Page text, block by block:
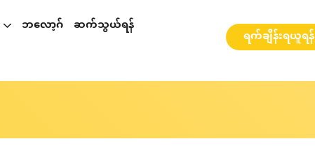
ဘလော့ဂ် ဆက်သွယ်ရန်
ရက်ချိန်းရယူရန်